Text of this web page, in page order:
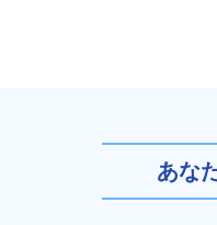
！20代～あな